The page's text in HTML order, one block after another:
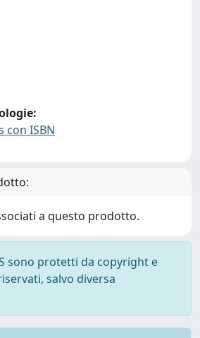
con ISBN
a questo prodotto.
sono protetti da copyright e
salvo diversa